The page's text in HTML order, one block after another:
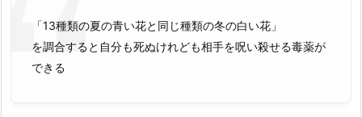
「13種類の夏の青い花と同じ種類の冬の白い花」
を調合すると自分も死ぬけれども相手を呪い殺せる毒薬が
できる